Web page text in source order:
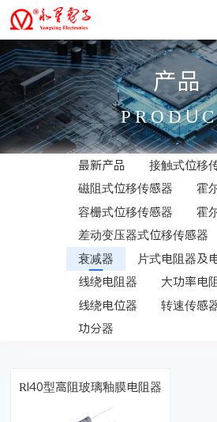
产品
最新产品
接触式位移
磁阻式位移传感器
霍
容栅式位移传感器
霍
差动变压器式位移传感器
衰减器
片式电阻器及
线绕电阻器
大功率电
线绕电位器
转速传感
功分器
RI40型高阻玻璃釉膜电阻器